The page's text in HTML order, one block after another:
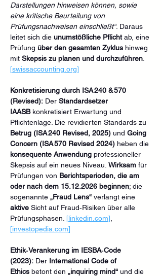
Darstellungen hinweisen können, sowie
eine kritische Beurteilung von
Prüfungsnachweisen einschließt“. Daraus
leitet sich die unumstößliche Pflicht ab, eine
Prüfung über den gesamten Zyklus hinweg
mit Skepsis zu planen und durchzuführen
[swissaccounting.org]
Konkretisierung durch ISA 240 & 570
(Revised): Der Standardsetzer
IAASB konkretisiert Erwartung und
Pflichtenlage. Die revidierten Standards zu
Betrug (ISA 240 Revised, 2025) und Going
Concern (ISA 570 Revised 2024) heben die
konsequente Anwendung professioneller
Skepsis auf ein neues Niveau. Wirksam für
Prüfungen von Berichtsperioden, die am
oder nach dem 15.12.2026 beginnen; die
sogenannte „Fraud Lens“ verlangt eine
aktive Sicht auf Fraud‑Risiken über alle
Prüfungsphasen. [linkedin.com]
[investopedia.com]
Ethik‑Verankerung im IESBA‑Code
(2023): Der International Code of
Ethics betont den „inquiring mind“ und die